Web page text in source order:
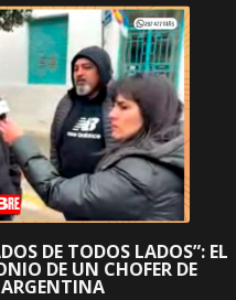
DE TODOS LADOS”: EL
DE UN CHOFER DE